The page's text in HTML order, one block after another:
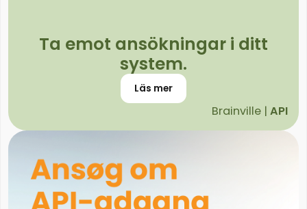
Ta emot ansökningar i ditt
system.
Läs mer
Brainville |API